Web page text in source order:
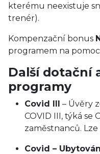
kterému neexistuje
trenér).
Kompenzační bonus
programem na
Další dotační
programy
Covid III – Úvěry
COVID III, týká se
zaměstnanců.
Covid –